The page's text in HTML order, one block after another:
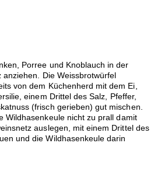
Porree und Knoblauch in der
anziehen. Die Weissbrotwürfel
von dem Küchenherd mit dem Ei,
einem Drittel des Salz, Pfeffer,
(frisch gerieben) gut mischen.
Wildhasenkeule nicht zu prall damit
auslegen, mit einem Drittel des
und die Wildhasenkeule darin